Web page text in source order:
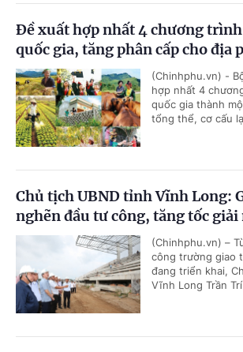
Đề xuất hợp nhất 4 chương
quốc gia, tăng phân cấp cho địa
(Chinhphu.vn) -
hợp nhất 4
quốc gia thành
tổng thể, cơ cấu
Chủ tịch UBND tỉnh Vĩnh Long:
nghẽn đầu tư công, tăng tốc giải
(Chinhphu.vn) –
công trường giao
đang triển khai,
Vĩnh Long Trần